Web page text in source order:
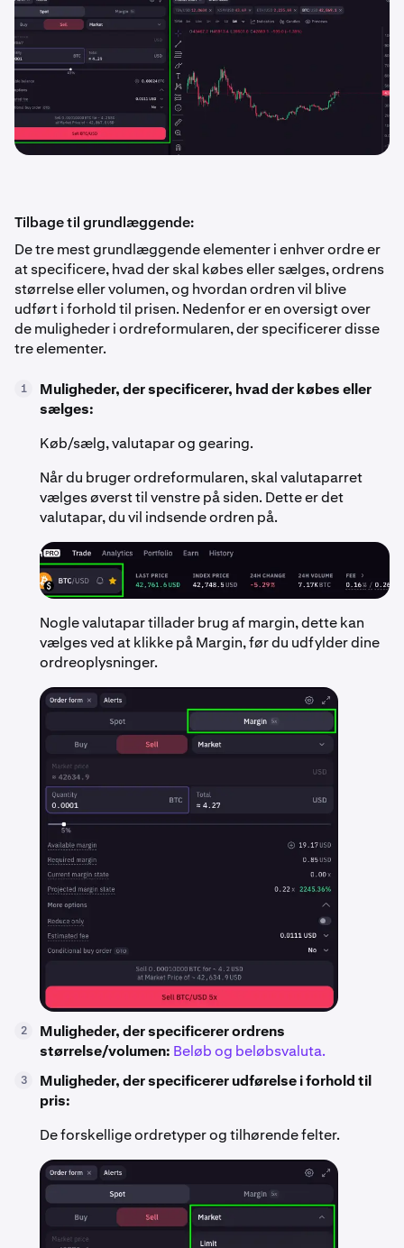
Tilbage til grundlæggende:
De tre mest grundlæggende elementer i enhver ordre er
at specificere, hvad der skal købes eller sælges, ordrens
størrelse eller volumen, og hvordan ordren vil blive
udført i forhold til prisen. Nedenfor er en oversigt over
de muligheder i ordreformularen, der specificerer disse
tre elementer.
1
Muligheder, der specificerer, hvad der købes eller
sælges:
Køb/sælg, valutapar og gearing.
Når du bruger ordreformularen, skal valutaparret
vælges øverst til venstre på siden. Dette er det
valutapar, du vil indsende ordren på.
Nogle valutapar tillader brug af margin, dette kan
vælges ved at klikke på Margin, før du udfylder dine
ordreoplysninger.
2
Muligheder, der specificerer ordrens
størrelse/volumen: Beløb og beløbsvaluta.
3
Muligheder, der specificerer udførelse i forhold til
pris:
De forskellige ordretyper og tilhørende felter.